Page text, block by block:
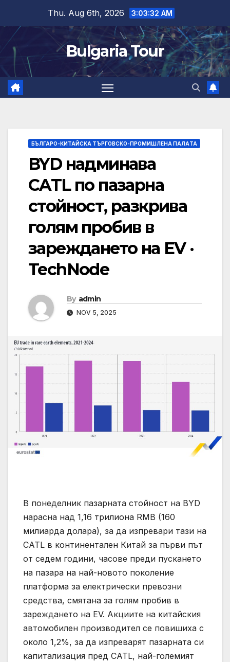
content
Thu. Aug 6th, 2026 3:03:33 AM
Bulgaria Tour
БЪЛГАРО-КИТАЙСКА ТЪРГОВСКО-ПРОМИШЛЕНА ПАЛAТА
BYD надминава
CATL по пазарна
стойност, разкрива
голям пробив в
зареждането на EV ·
TechNode
By admin
NOV 5, 2025
В понеделник пазарната стойност на BYD
нарасна над 1,16 трилиона RMB (160
милиарда долара), за да изпревари тази на
CATL в континентален Китай за първи път
от седем години, часове преди пускането
на пазара на най-новото поколение
платформа за електрически превозни
средства, смятана за голям пробив в
зареждането на EV. Акциите на китайския
автомобилен производител се повишиха с
около 1,2%, за да изпреварят пазарната си
капитализация пред CATL, най-големият